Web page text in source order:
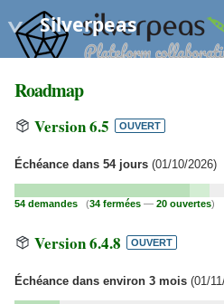
Silverpeas
Roadmap
Version 6.5 OUVERT
Échéance dans 54 jours (01/10/2026)
54 demandes (34 fermées — 20 ouvertes)
Version 6.4.8 OUVERT
Échéance dans environ 3 mois (01/